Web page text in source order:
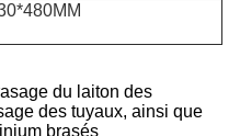
du laiton des
des tuyaux, ainsi que
brasés